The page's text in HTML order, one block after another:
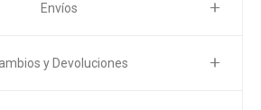
Envíos
y Devoluciones